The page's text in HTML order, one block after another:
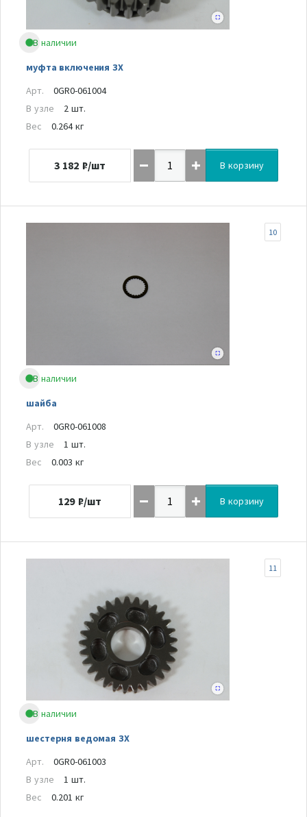
В наличии
муфта включения ЗХ
Арт.
0GR0-061004
В узле
2 шт.
Вес
0.264 кг
3 182 ₽/шт В корзину
В наличии
шайба
10
Арт.
0GR0-061008
В узле
1 шт.
Вес
0.003 кг
129 ₽/шт В корзину
В наличии
шестерня ведомая ЗХ
11
Арт.
0GR0-061003
В узле
1 шт.
Вес
0.201 кг